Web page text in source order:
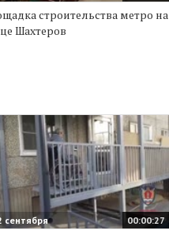
строительства метро на
Шахтеров
00:00:27
сентября